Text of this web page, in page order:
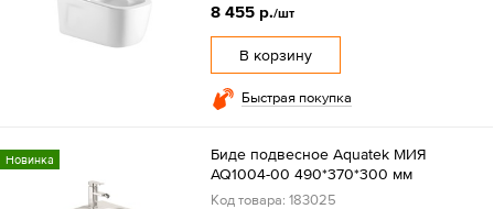
8 455 р./шт
В корзину
Быстрая покупка
Новинка
Биде подвесное Aquatek МИЯ
AQ1004-00 490*370*300 мм
Код товара: 183025